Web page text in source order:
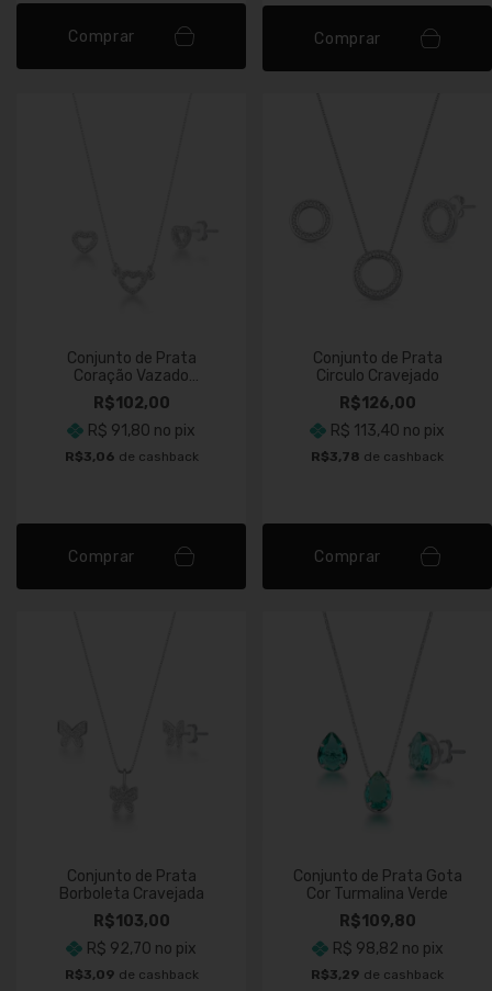
Comprar Comprar
Conjunto de Prata
Coração Vazado
Cravejado
R$102,00
R$ 91,80 no pix
R$3,06 de cashback
Comprar
Conjunto de Prata
Circulo Cravejado
R$126,00
R$ 113,40 no pix
R$3,78 de cashback
Comprar
Conjunto de Prata
Borboleta Cravejada
R$103,00
R$ 92,70 no pix
R$3,09 de cashback
Conjunto de Prata Gota
Cor Turmalina Verde
R$109,80
R$ 98,82 no pix
R$3,29 de cashback